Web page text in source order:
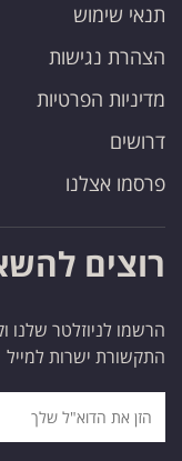
תנאי שימוש
הצהרת נגישות
מדיניות הפרטיות
דרושים
פרסמו אצלנו
רוצים
הרשמו לניוזלטר שלנו
התקשורת ישרות למייל